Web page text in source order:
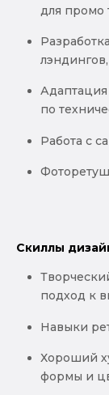
для промо
по
Работа с
Скиллы
подход к
Навыки
Хороший
формы и